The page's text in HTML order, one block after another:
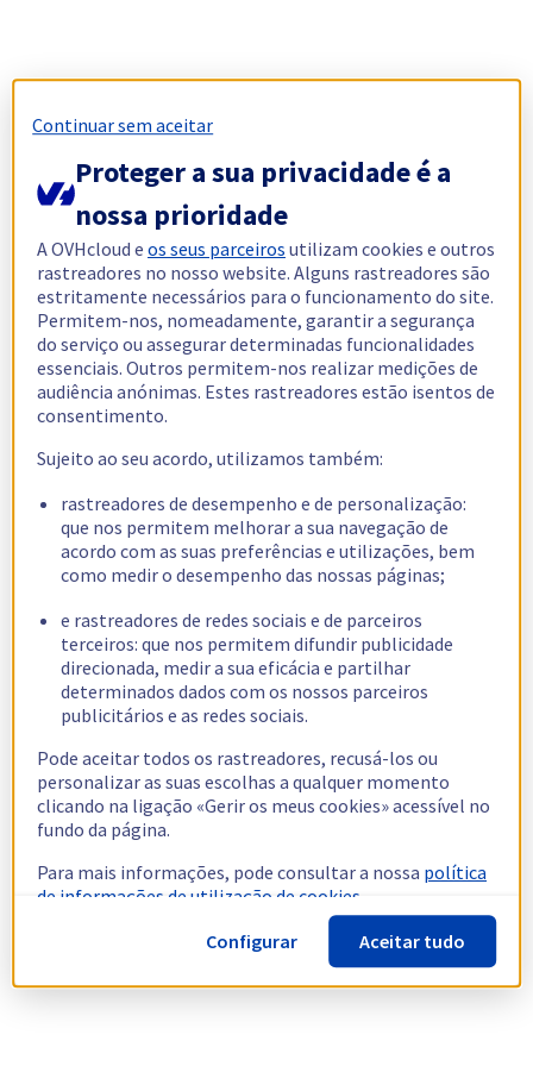
Continuar sem aceitar
Proteger a sua privacidade é a
nossa prioridade
A OVHcloud eos seus parceiros utilizam cookies e outros
rastreadores no nosso website. Alguns rastreadores são
estritamente necessários para o funcionamento do site.
Permitem-nos, nomeadamente, garantir a segurança
do serviço ou assegurar determinadas funcionalidades
essenciais. Outros permitem-nos realizar medições de
audiência anónimas. Estes rastreadores estão isentos de
consentimento.
Sujeito ao seu acordo, utilizamos também:
rastreadores de desempenho e de personalização:
que nos permitem melhorar a sua navegação de
acordo com as suas preferências e utilizações, bem
como medir o desempenho das nossas páginas;
e rastreadores de redes sociais e de parceiros
terceiros: que nos permitem difundir publicidade
direcionada, medir a sua eficácia e partilhar
determinados dados com os nossos parceiros
publicitários e as redes sociais.
Pode aceitar todos os rastreadores, recusá-los ou
personalizar as suas escolhas a qualquer momento
clicando na ligação «Gerir os meus cookies» acessível no
fundo da página.
Para mais informações, pode consultar a nossa política
de informações de utilização de cookies.
Configurar
Aceitar tudo